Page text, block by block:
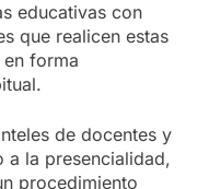
educativas con
que realicen estas
forma
de docentes y
a la presencialidad,
procedimiento